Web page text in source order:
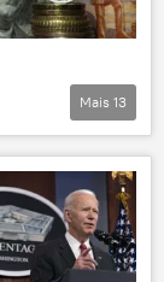
Mais 13